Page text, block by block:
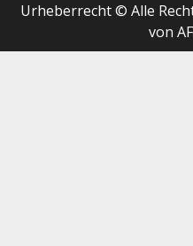
Urheberrecht © Alle
von